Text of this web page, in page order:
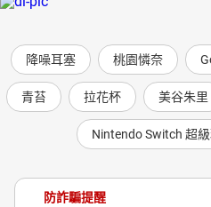
降噪耳塞 桃園憐奈
青苔 拉花杯 美谷朱里
Nintendo Switch 超
防詐騙提醒